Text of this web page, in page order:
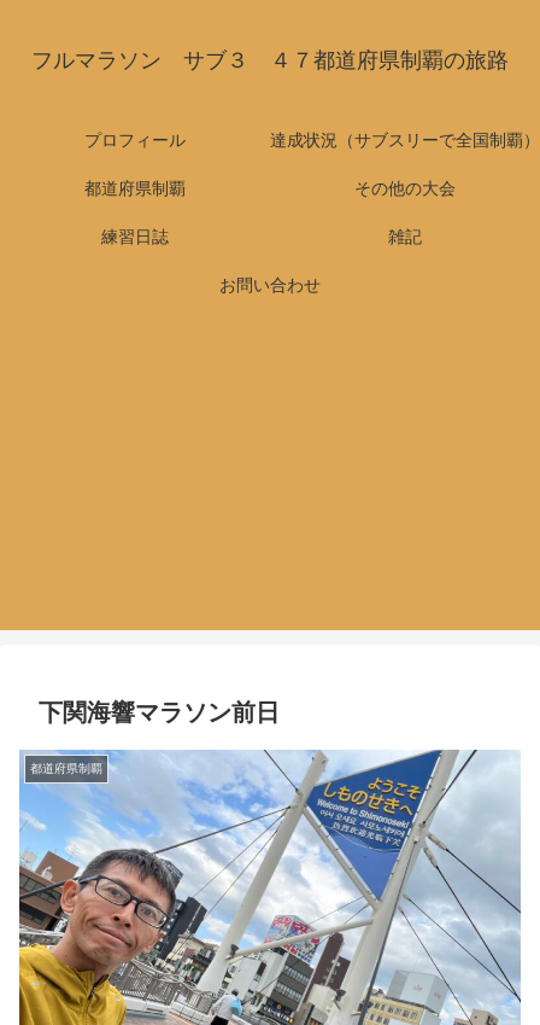
フルマラソン サブ３ ４７都道府県制覇の旅路
プロフィール 達成状況（サブスリーで全国制覇）
都道府県制覇 その他の大会
練習日誌 雑記
お問い合わせ
下関海響マラソン前日
都道府県制覇